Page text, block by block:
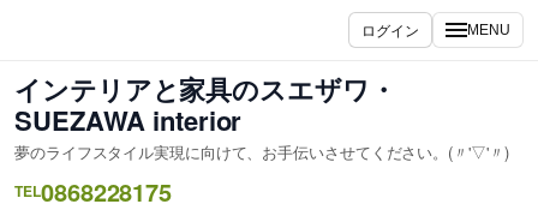
ス
キ
ッ
プ
ログイン MENU
インテリアと家具のスエザワ・
SUEZAWA interior
夢のライフスタイル実現に向けて、お手伝いさせてください。(〃'▽'〃)
TEL0868228175